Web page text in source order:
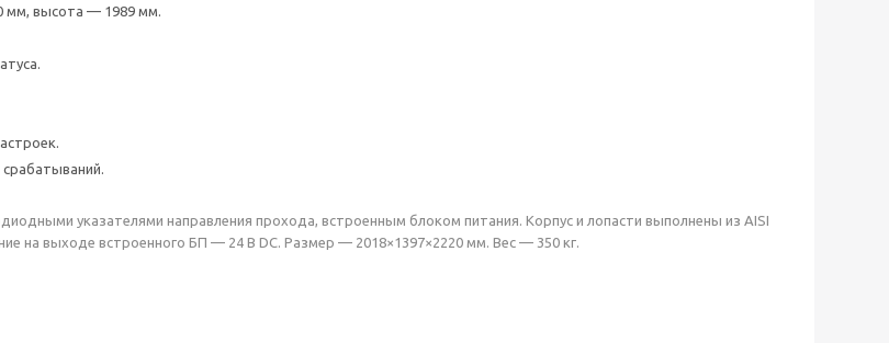
высота — 1989 мм.
указателями направления прохода, встроенным блоком питания. Корпус и лопасти выполнены из AISI
на выходе встроенного БП — 24 В DC. Размер — 2018×1397×2220 мм. Вес — 350 кг.